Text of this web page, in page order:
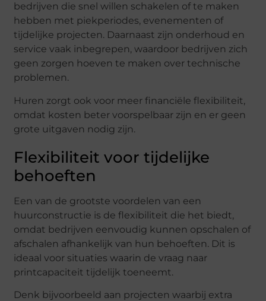
bedrijven die snel willen schakelen of te maken
hebben met piekperiodes, evenementen of
tijdelijke projecten. Daarnaast zijn onderhoud en
service vaak inbegrepen, waardoor bedrijven zich
geen zorgen hoeven te maken over technische
problemen.
Huren zorgt ook voor meer financiële flexibiliteit,
omdat kosten beter voorspelbaar zijn en er geen
grote uitgaven nodig zijn.
Flexibiliteit voor tijdelijke
behoeften
Een van de grootste voordelen van een
huurconstructie is de flexibiliteit die het biedt,
omdat bedrijven eenvoudig kunnen opschalen of
afschalen afhankelijk van hun behoeften. Dit is
ideaal voor situaties waarin de vraag naar
printcapaciteit tijdelijk toeneemt.
Denk bijvoorbeeld aan projecten waarbij extra